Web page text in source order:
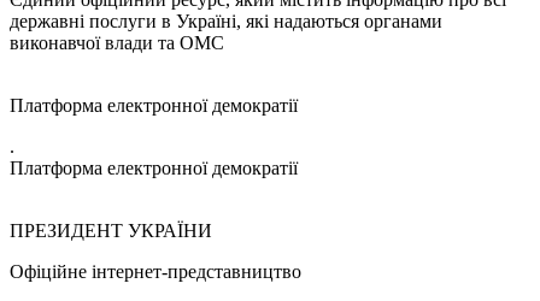
державні послуги в Україні, які надаються органами
виконавчої влади та ОМС
Платформа електронної демократії
.
Платформа електронної демократії
ПРЕЗИДЕНТ УКРАЇНИ
Офіційне інтернет-представництво